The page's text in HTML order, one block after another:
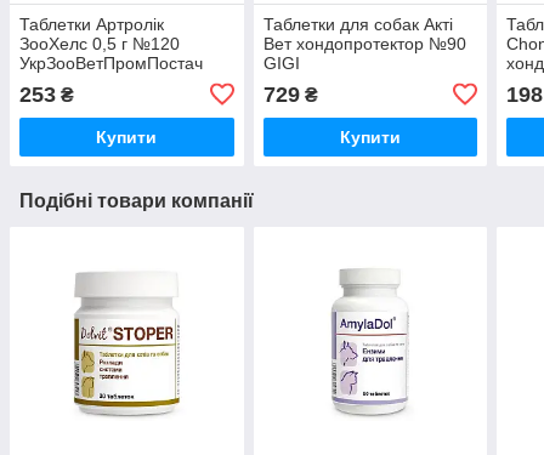
Таблетки Артролік
ЗооХелс 0,5 г №120
УкрЗооВетПромПостач
253 ₴
Купити
Таблетки для собак Акті
Вет хондопротектор №90
GIGI
729₴
Купити
90
198
Подібні товари компанії